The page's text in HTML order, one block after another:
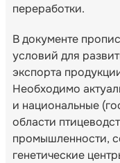
переработки.
В документе
условий для
экспорта
Необходимо
и национальные
области
промышленности,
генетические